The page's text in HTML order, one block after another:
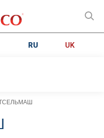
RU UK